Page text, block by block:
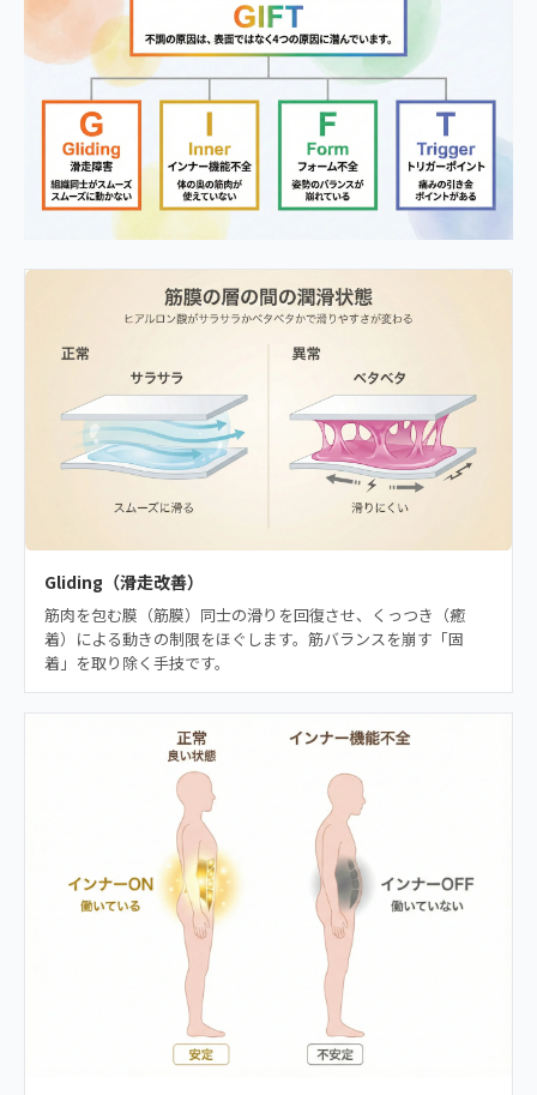
Gliding（滑走改善）
筋肉を包む膜（筋膜）同士の滑りを回復させ、くっつき（癒
着）による動きの制限をほぐします。筋バランスを崩す「固
着」を取り除く手技です。